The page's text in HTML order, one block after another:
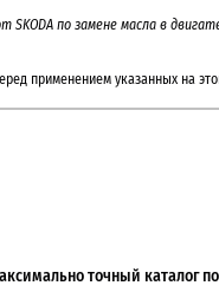
SKODA по замене масла в
применением указанных на
точный каталог